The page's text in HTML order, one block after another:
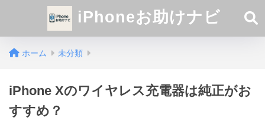
iPhoneお助けナビ
ホーム 未分類
iPhone Xのワイヤレス充電器は純正がお
すすめ？